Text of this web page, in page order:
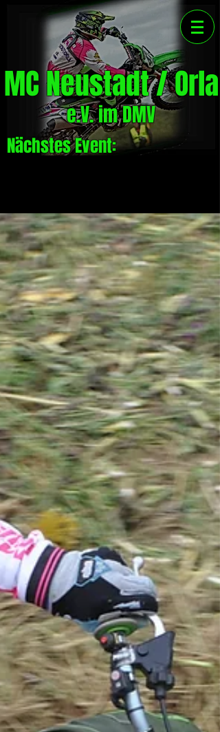
MC Neustadt / Orla
e.V. im DMV
Nächstes Event: